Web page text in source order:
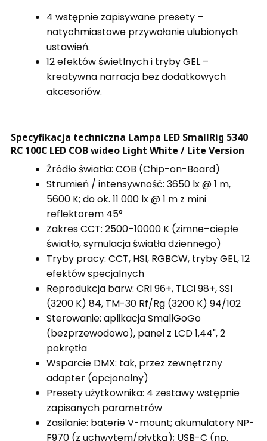
4 wstępnie zapisywane presety –
natychmiastowe przywołanie ulubionych
ustawień.
12 efektów świetlnych i tryby GEL –
kreatywna narracja bez dodatkowych
akcesoriów.
Specyfikacja techniczna Lampa LED SmallRig 5340
RC 100C LED COB wideo Light White / Lite Version
Źródło światła: COB (Chip-on-Board)
Strumień / intensywność: 3650 lx @ 1 m,
5600 K; do ok. 11 000 lx @ 1 m z mini
reflektorem 45°
Zakres CCT: 2500–10000 K (zimne–ciepłe
światło, symulacja światła dziennego)
Tryby pracy: CCT, HSI, RGBCW, tryby GEL, 12
efektów specjalnych
Reprodukcja barw: CRI 96+, TLCI 98+, SSI
(3200 K) 84, TM-30 Rf/Rg (3200 K) 94/102
Sterowanie: aplikacja SmallGoGo
(bezprzewodowo), panel z LCD 1,44", 2
pokrętła
Wsparcie DMX: tak, przez zewnętrzny
adapter (opcjonalny)
Presety użytkownika: 4 zestawy wstępnie
zapisanych parametrów
Zasilanie: baterie V-mount; akumulatory NP-
F970 (z uchwytem/płytką); USB-C (np.